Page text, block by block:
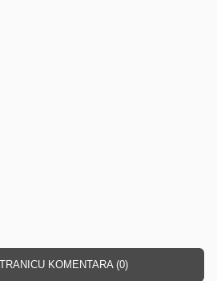
KOMENTARA (0)